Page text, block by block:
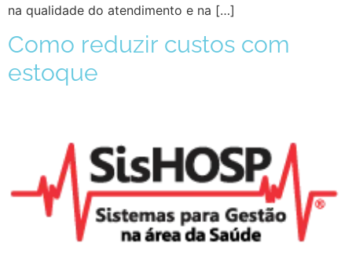
na qualidade do atendimento e na […]
Como reduzir custos com
estoque